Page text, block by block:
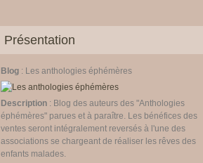
Présentation
Blog : Les anthologies éphémères
Description : Blog des auteurs des "Anthologies
éphémères" parues et à paraître. Les bénéfices des
ventes seront intégralement reversés à l'une des
associations se chargeant de réaliser les rêves des
enfants malades.